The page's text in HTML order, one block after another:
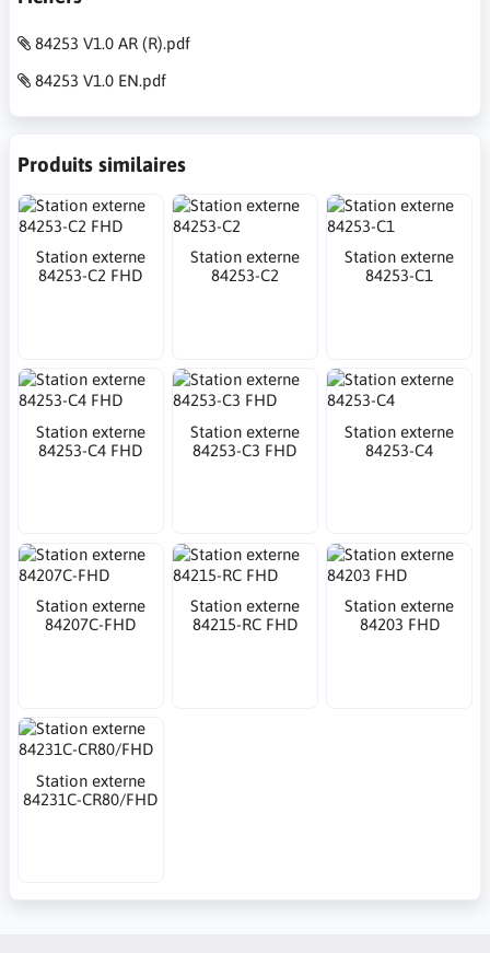
84253 V1.0 AR (R).pdf
84253 V1.0 EN.pdf
Produits similaires
Station externe
84253-C2 FHD
Station externe
84253-C2
Station externe
84253-C1
Station externe
84253-C4 FHD
Station externe
84253-C3 FHD
Station externe
84253-C4
Station externe
84207C-FHD
Station externe
84215-RC FHD
Station externe
84203 FHD
Station externe
84231C-CR80/FHD